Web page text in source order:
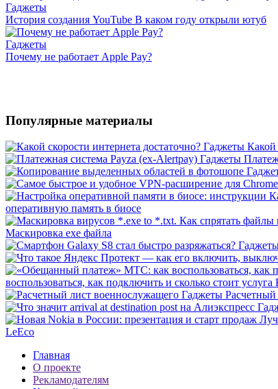
Гаджеты
История создания YouTube В каком году открыли ютуб
Гаджеты
Почему не работает Apple Pay?
Популярные материалы
Гаджеты Какой
Гаджеты
оперативную память в биосе
Маскировка exe файла
воспользоваться, как подключить и сколько стоит
Гаджеты
LeEco
Главная
О проекте
Рекламодателям